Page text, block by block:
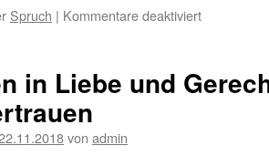
Spruch | Kommentare deaktiviertfür
in Liebe und
von admin